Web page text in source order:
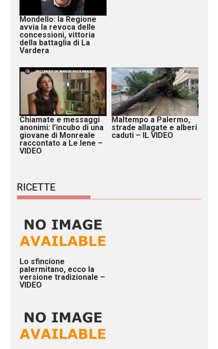
Mondello: la Regione
avvia la revoca delle
concessioni, vittoria
della battaglia di La
Vardera
Chiamate e messaggi
anonimi: l’incubo di una
giovane di Monreale
raccontato a Le Iene –
VIDEO
Maltempo a Palermo,
strade allagate e alberi
caduti – IL VIDEO
RICETTE
Lo sfincione
palermitano, ecco la
versione tradizionale –
VIDEO